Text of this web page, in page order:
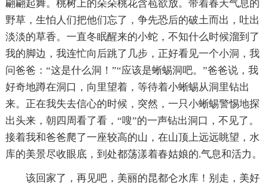
翩翩起舞。桃树上的朵朵桃花含苞欲放。带着春天气息的
野草，生怕人们把他们忘了，争先恐后的破土而出，吐出
淡淡的草香。一直冬眠醒来的小蛇，不知什么时候溜到了
我的脚边，我连忙向后跳了几步，正好看见一个小洞，我
问爸爸：“这是什么洞！”“应该是蜥蜴洞吧。”爸爸说，我
好奇地蹲在洞口，向里望着，等待着小蜥蜴从洞里钻出
来。正在我失去信心的时候，突然，一只小蜥蜴警惕地探
出头来，朝四周看了看，“嗖”的一声钻出洞口，不见了。
接着我和爸爸爬了一座较高的山，在山顶上远远眺望，水
库的美景尽收眼底，到处都荡漾着春姑娘的.气息和活力。
该回家了，再见吧，美丽的昆都仑水库！别走，美好